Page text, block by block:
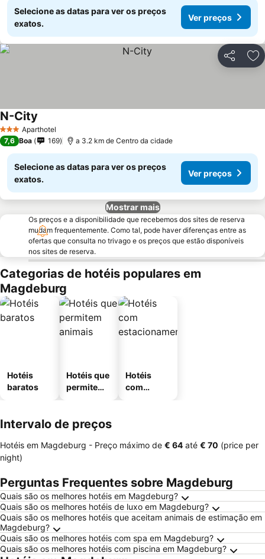
Selecione as datas para ver os preços
exatos.
Ver preços
Partilhar
3 EstrelasAparthotel
N-City
7,6 Boa 169 a 3.2 km de Centro da cidade
Selecione as datas para ver os preços
exatos.
Ver preços
Mostrar mais
Os preços e a disponibilidade que recebemos dos sites de reserva
mudam frequentemente. Como tal, pode haver diferenças entre as
ofertas que consulta no trivago e os preços que estão disponíveis
nos sites de reserva.
Categorias de hotéis populares em
Magdeburg
Hotéis
baratos
Hotéis que
permitem
Hotéis
com
Intervalo de preços
Hotéis em Magdeburg - Preço máximo de ‎€ 64 até ‎€ 70 (price per
night)
Perguntas Frequentes sobre Magdeburg
Quais são os melhores hotéis em Magdeburg?
Quais são os melhores hotéis de luxo em Magdeburg?
Quais são os melhores hotéis que aceitam animais de estimação em
Magdeburg?
Quais são os melhores hotéis com spa em Magdeburg?
Quais são os melhores hotéis com piscina em Magdeburg?